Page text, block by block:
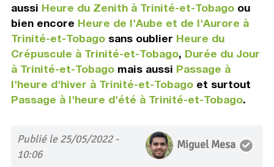
aussi Heure du Zenith à Trinité-et-Tobagoou
bien encore Heure de l'Aube et de l'Aurore à
Trinité-et-Tobagosans oublier Heure du
Crépuscule à Trinité-et-Tobago, Durée du Jour
à Trinité-et-Tobagomais aussi Passage à
l'heure d'hiver à Trinité-et-Tobagoet surtout
Passage à l'heure d'été à Trinité-et-Tobago.
Publié le 25/05/2022 -
10:06
Miguel Mesa